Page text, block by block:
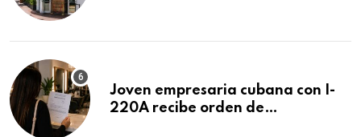
Joven empresaria cubana con I-
220A recibe orden de